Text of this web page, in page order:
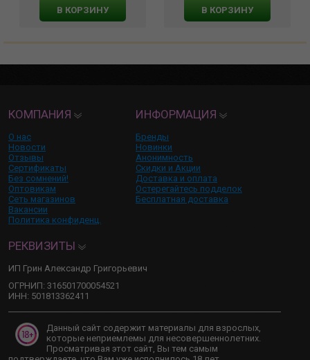
В КОРЗИНУ В КОРЗИНУ
КОМПАНИЯ
О нас
Новости
Отзывы
Сертификаты
Без сомнений!
Оптовикам
Сеть магазинов
Вакансии
Политика конфиденц.
ИНФОРМАЦИЯ
Бренды
Новинки
Анонимность
Скидки и Акции
Доставка и оплата
Остерегайтесь подделок
Бесплатная доставка
РЕКВИЗИТЫ
ИП Грин Александр Григорьевич
ОГРНИП: 316501700054521
ИНН: 501813362411
Данный сайт содержит материалы для взрослых,
которые неприемлемы для несовершеннолетних.
Просматривая этот сайт, Вы тем самым